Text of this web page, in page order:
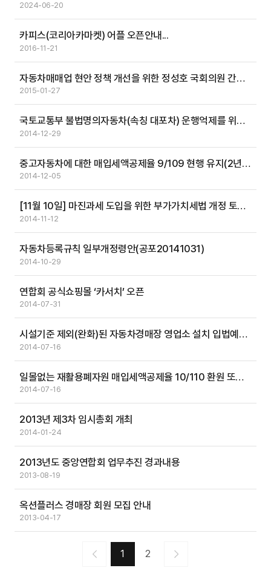
2024-06-20
카피스(코리아카마켓) 어플 오픈안내...
2016-11-21
자동차매매업 현안 정책 개선을 위한 정성호 국회의원 간담회
2015-01-27
국토교통부 불법명의자동차(속칭 대포차) 운행억제를 위한 범국민 홍보
2014-12-29
중고자동차에 대한 매입세액공제율 9/109 현행 유지(2년간) 알림
2014-12-05
[11월 10일] 마진과세 도입을 위한 부가가치세법 개정 토론회...
2014-11-12
자동차등록규칙 일부개정령안(공포20141031)
2014-10-29
연합회 공식쇼핑몰 ‘카서치’ 오픈
2014-07-31
시설기준 제외(완화)된 자동차경매장 영업소 설치 입법예고와 관련한 회의
2014-07-16
일몰없는 재활용폐자원 매입세액공제율 10/110 환원 또는 마진과세 도입을 위한 회의
2014-07-16
2013년 제3차 임시총회 개최
2014-01-24
2013년도 중앙연합회 업무추진 경과내용
2013-08-19
옥션플러스 경매장 회원 모집 안내
2013-04-17
1 2